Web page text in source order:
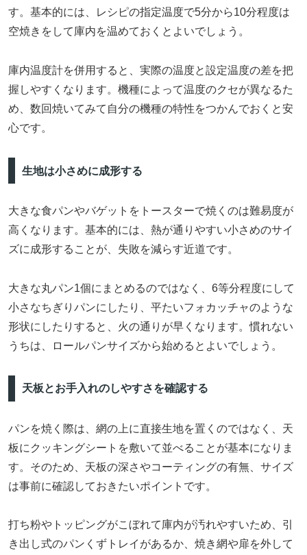
す。基本的には、レシピの指定温度で5分から10分程度は
空焼きをして庫内を温めておくとよいでしょう。
庫内温度計を併用すると、実際の温度と設定温度の差を把
握しやすくなります。機種によって温度のクセが異なるた
め、数回焼いてみて自分の機種の特性をつかんでおくと安
心です。
生地は小さめに成形する
大きな食パンやバゲットをトースターで焼くのは難易度が
高くなります。基本的には、熱が通りやすい小さめのサイ
ズに成形することが、失敗を減らす近道です。
大きな丸パン1個にまとめるのではなく、6等分程度にして
小さなちぎりパンにしたり、平たいフォカッチャのような
形状にしたりすると、火の通りが早くなります。慣れない
うちは、ロールパンサイズから始めるとよいでしょう。
天板とお手入れのしやすさを確認する
パンを焼く際は、網の上に直接生地を置くのではなく、天
板にクッキングシートを敷いて並べることが基本になりま
す。そのため、天板の深さやコーティングの有無、サイズ
は事前に確認しておきたいポイントです。
打ち粉やトッピングがこぼれて庫内が汚れやすいため、引
き出し式のパンくずトレイがあるか、焼き網や扉を外して